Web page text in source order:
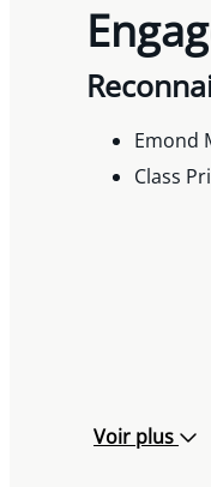
Emond
Class
Voir plus